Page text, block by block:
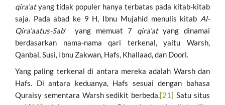
qira’atyang tidak populer hanya terbatas pada kitab-kitab
saja. Pada abad ke 9 H, Ibnu Mujahid menulis kitab Al-
Qira’aatus-Sab’yang memuat 7 qira’atyang dinamai
berdasarkan nama-nama qari terkenal, yaitu Warsh,
Qanbal, Susi, Ibnu Zakwan, Hafs, Khallaad, dan Doori.
Yang paling terkenal di antara mereka adalah Warsh dan
Hafs. Di antara keduanya, Hafs sesuai dengan bahasa
Quraisy sementara Warsh sedikit berbeda.[21] Satu situs